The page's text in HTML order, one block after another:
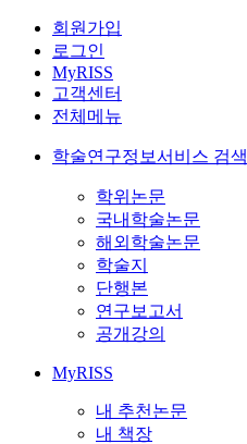
회원가입
로그인
MyRISS
고객센터
전체메뉴
학술연구정보서비스 검색
학위논문
국내학술논문
해외학술논문
학술지
단행본
연구보고서
공개강의
MyRISS
내 추천논문
내 책장